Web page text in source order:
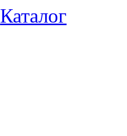
Каталог